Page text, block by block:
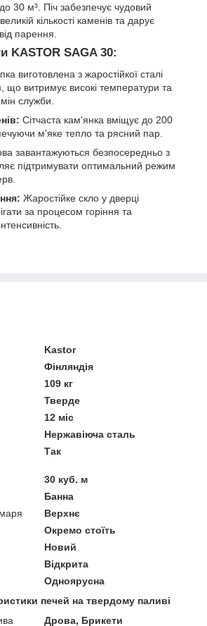
30 м³. Піч забезпечує чудовий
кількості каменів та дарує
парення.
KASTOR SAGA 30:
виготовлена з жаростійкої сталі
витримує високі температури та
служби.
Сітчаста кам'янка вміщує до 200
м'яке тепло та рясний пар.
завантажуються безпосередньо з
підтримувати оптимальний режим
Жаростійке скло у дверці
за процесом горіння та
Kastor
Фінляндія
109 кг
Тверде
12 міс
Нержавіюча сталь
Так
30 куб. м
Банна
Верхнє
Окремо стоїть
Новий
Відкрита
Одноярусна
печей на твердому паливі
Дрова, Брикети